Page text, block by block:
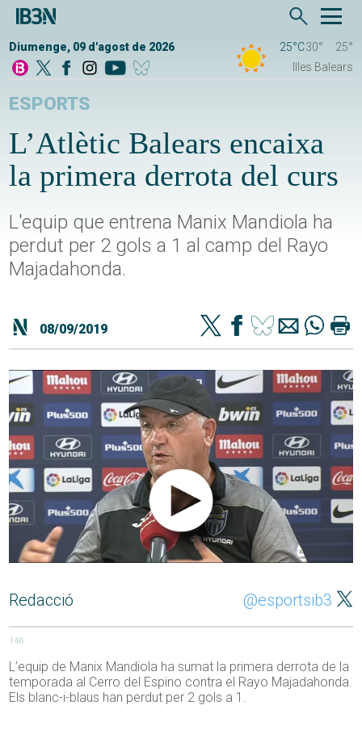
Diumenge, 09 d'agost de 2026 25°C30°
25°
Illes Balears
ESPORTS
L’Atlètic Balears encaixa
la primera derrota del curs
L'equip que entrena Manix Mandiola ha
perdut per 2 gols a 1 al camp del Rayo
Majadahonda.
08/09/2019
Redacció @esportsib3
146
L’equip de Manix Mandiola ha sumat la primera derrota de la
temporada al Cerro del Espino contra el Rayo Majadahonda.
Els blanc-i-blaus han perdut per 2 gols a 1.